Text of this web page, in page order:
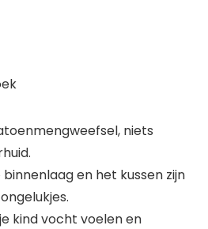
niets
en het kussen zijn
kind vocht voelen en